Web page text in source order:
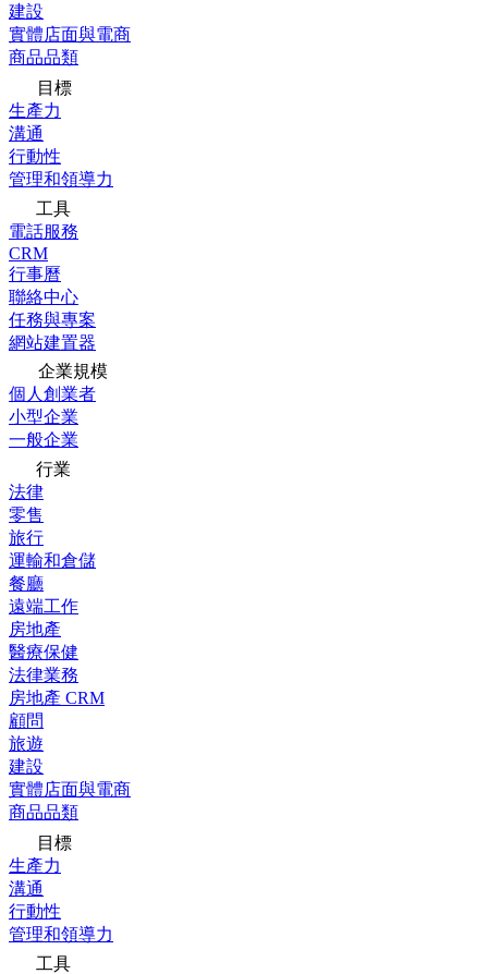
建設
實體店面與電商
商品品類
目標
生產力
溝通
行動性
管理和領導力
工具
電話服務
CRM
行事曆
聯絡中心
任務與專案
網站建置器
企業規模
個人創業者
小型企業
一般企業
行業
法律
零售
旅行
運輸和倉儲
餐廳
遠端工作
房地產
醫療保健
法律業務
房地產 CRM
顧問
旅遊
建設
實體店面與電商
商品品類
目標
生產力
溝通
行動性
管理和領導力
工具